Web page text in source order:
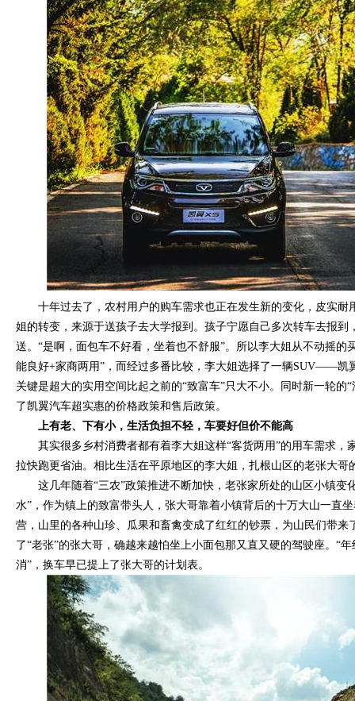
十年过去了，农村用户的购车需求也正在发生新的变化，皮实耐
姐的转变，来源于送孩子去大学报到。孩子宁愿自己多次转车去报到
送。“是啊，面包车不好看，坐着也不舒服”。所以李大姐从不动摇的
能良好+家商两用”，而经过多番比较，李大姐选择了一辆SUV——凯
关键是超大的实用空间比起之前的“致富车”只大不小。同时新一轮的
了凯翼汽车超实惠的价格政策和售后政策。
上有老、下有小，生活负担不轻，车要好但价不能高
其实很多乡村消费者都有着李大姐这样“客货两用”的用车需求，
拉快跑更省油。相比生活在平原地区的李大姐，扎根山区的老张大哥
这几年随着“三农”政策推进不断加快，老张家所处的山区小镇变
水”，作为镇上的致富带头人，张大哥靠着小镇背后的十万大山一直
营，山里的各种山珍、瓜果和畜禽变成了红红的钞票，为山民们带来
了“老张”的张大哥，确越来越怕坐上小面包那又直又硬的驾驶座。“
消”，换车早已提上了张大哥的计划表。